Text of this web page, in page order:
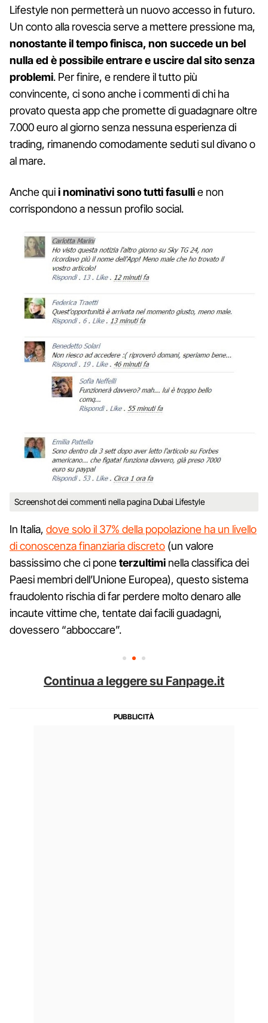
Lifestyle non permetterà un nuovo accesso in futuro.
Un conto alla rovescia serve a mettere pressione ma,
nonostante il tempo finisca, non succede un bel
nulla ed è possibile entrare e uscire dal sito senza
problemi. Per finire, e rendere il tutto più
convincente, ci sono anche i commenti di chi ha
provato questa app che promette di guadagnare oltre
7.000 euro al giorno senza nessuna esperienza di
trading, rimanendo comodamente seduti sul divano o
al mare.
Anche quii nominativi sono tutti fasullie non
corrispondono a nessun profilo social.
Screenshot dei commenti nella pagina Dubai Lifestyle
In Italia, dove solo il 37% della popolazione ha un livello
di conoscenza finanziaria discreto (un valore
bassissimo che ci poneterzultimi nella classifica dei
Paesi membri dell’Unione Europea), questo sistema
fraudolento rischia di far perdere molto denaro alle
incaute vittime che, tentate dai facili guadagni,
dovessero “abboccare”.
Continua a leggere su Fanpage.it